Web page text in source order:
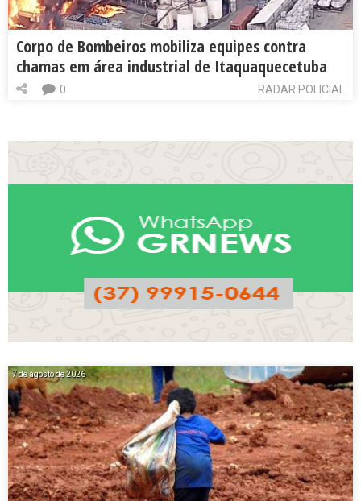
Corpo de Bombeiros mobiliza equipes contra
chamas em área industrial de Itaquaquecetuba
RADAR POLICIAL
0
7 de agosto de 2026